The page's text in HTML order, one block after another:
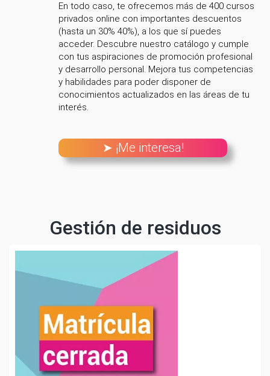
En todo caso, te ofrecemos más de 400 cursos
privados online con importantes descuentos
(hasta un 30% 40%), a los que sí puedes
acceder. Descubre nuestro catálogo y cumple
con tus aspiraciones de promoción profesional
y desarrollo personal. Mejora tus competencias
y habilidades para poder disponer de
conocimientos actualizados en las áreas de tu
interés.
➤ ¡Me interesa!
Gestión de residuos